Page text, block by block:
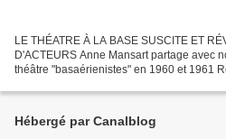
LE THÉATRE À LA BASE SUSCITE ET
D'ACTEURS Anne Mansart partage avec
théâtre "basaérienistes" en 1960 et 1961
Hébergé par Canalblog